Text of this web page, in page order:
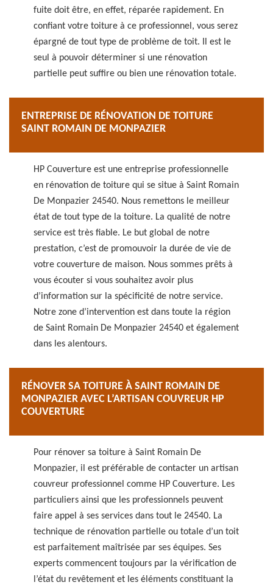
fuite doit être, en effet, réparée rapidement. En
confiant votre toiture à ce professionnel, vous serez
épargné de tout type de problème de toit. Il est le
seul à pouvoir déterminer si une rénovation
partielle peut suffire ou bien une rénovation totale.
ENTREPRISE DE RÉNOVATION DE TOITURE
SAINT ROMAIN DE MONPAZIER
HP Couverture est une entreprise professionnelle
en rénovation de toiture qui se situe à Saint Romain
De Monpazier 24540. Nous remettons le meilleur
état de tout type de la toiture. La qualité de notre
service est très fiable. Le but global de notre
prestation, c’est de promouvoir la durée de vie de
votre couverture de maison. Nous sommes prêts à
vous écouter si vous souhaitez avoir plus
d’information sur la spécificité de notre service.
Notre zone d’intervention est dans toute la région
de Saint Romain De Monpazier 24540 et également
dans les alentours.
RÉNOVER SA TOITURE À SAINT ROMAIN DE
MONPAZIER AVEC L’ARTISAN COUVREUR HP
COUVERTURE
Pour rénover sa toiture à Saint Romain De
Monpazier, il est préférable de contacter un artisan
couvreur professionnel comme HP Couverture. Les
particuliers ainsi que les professionnels peuvent
faire appel à ses services dans tout le 24540. La
technique de rénovation partielle ou totale d’un toit
est parfaitement maîtrisée par ses équipes. Ses
experts commencent toujours par la vérification de
l’état du revêtement et les éléments constituant la